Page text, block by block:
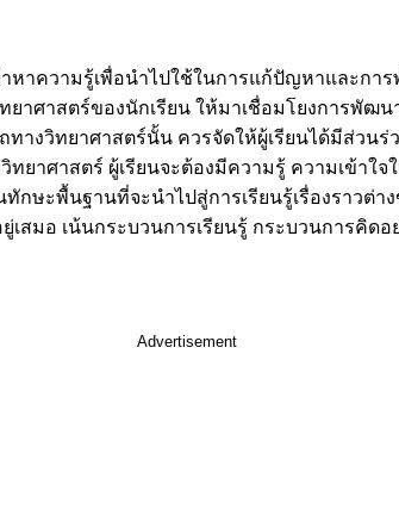
าหาความรู้เพื่อนำไปใช้ในการแก้ปัญหาและก
าศาสตร์ของนักเรียน ให้มาเชื่อมโยงการพัฒ
ทางวิทยาศาสตร์นั้น ควรจัดให้ผู้เรียนได้มีส่วน
ยาศาสตร์ ผู้เรียนจะต้องมีความรู้ ความเข้าใจ
ษะพื้นฐานที่จะนำไปสู่การเรียนรู้เรื่องราวต่า
สมอ เน้นกระบวนการเรียนรู้ กระบวนการคิดอ
Advertisement